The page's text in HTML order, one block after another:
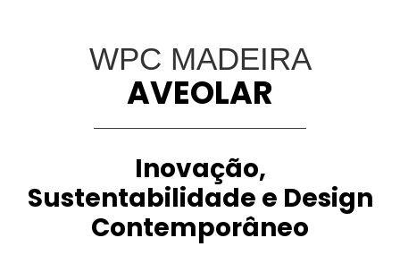
WPC MADEIRA
AVEOLAR
Inovação,
Sustentabilidade e Design
Contemporâneo